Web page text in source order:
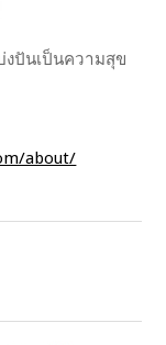
งปันเป็นความสุข
about/